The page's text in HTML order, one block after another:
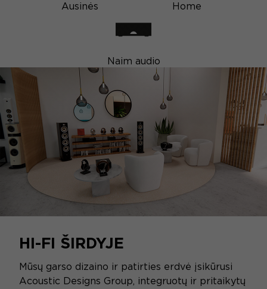
Ausinės
Home
Naim audio
HI-FI ŠIRDYJE
Mūsų garso dizaino ir patirties erdvė įsikūrusi
Acoustic Designs Group, integruotų ir pritaikytų